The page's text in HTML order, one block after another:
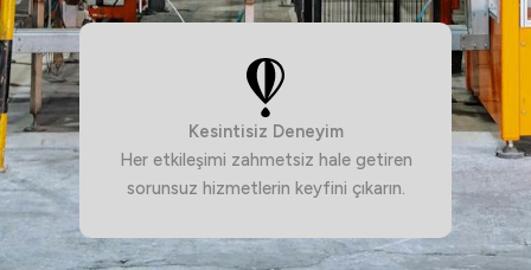
Kesintisiz Deneyim
Her etkileşimi zahmetsiz hale getiren
sorunsuz hizmetlerin keyfini çıkarın.